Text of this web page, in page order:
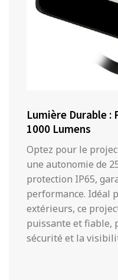
Lumière Durable
1000 Lumens
Optez pour le
une autonomie de
protection IP65,
performance. Idéal
extérieurs, ce
puissante et fiable,
sécurité et la